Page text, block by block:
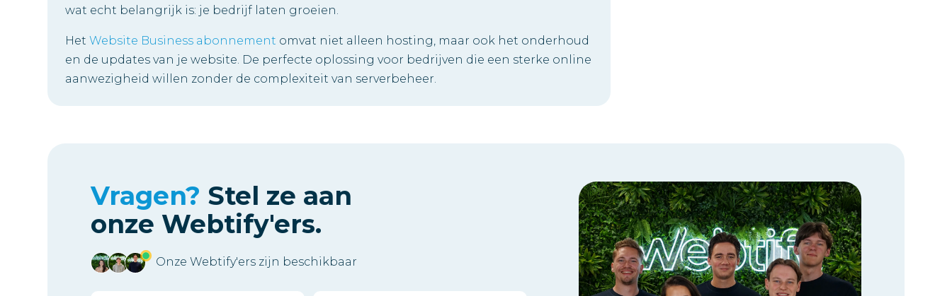
wat echt belangrijk is: je bedrijf laten groeien.
HetWebsite Business abonnement omvat niet alleen hosting, maar ook het onderhoud
en de updates van je website. De perfecte oplossing voor bedrijven die een sterke online
aanwezigheid willen zonder de complexiteit van serverbeheer.
Vragen? Stel ze aan
onze Webtify'ers.
Onze Webtify'ers zijn beschikbaar